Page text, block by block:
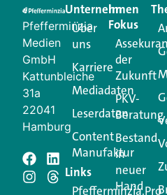
Creator für Ihre
Ihren Vertriebsalltag
Login.
Jetzt anmelden
Schreiben Sie
Pfefferminzia
Medien
GmbH
Kattunbleiche
31a
22041
Hamburg
Unternehmen
Über
uns
Karriere
Mediadaten
Leserdaten
Content
Manufaktur
Links
Pfefferminzia.Pro
Im
Fokus
der
Zukunft
PKV-
Beratung
Bestand
in
neuer
Hand